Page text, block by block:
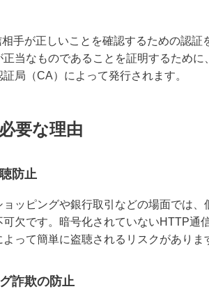
手が正しいことを確認するための認
正当なものであることを証明するため
局（CA）によって発行されます。
要な理由
防止
ョッピングや銀行取引などの場面では
可欠です。暗号化されていないHTTP通
って簡単に盗聴されるリスクがありま
詐欺の防止